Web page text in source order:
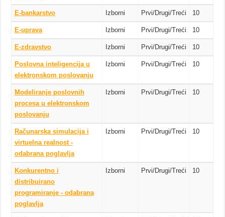
E-bankarstvo Izborni Prvi/Drugi/Treći 10
E-uprava Izborni Prvi/Drugi/Treći 10
E-zdravstvo Izborni Prvi/Drugi/Treći 10
Poslovna inteligencija u
elektronskom poslovanju
Izborni Prvi/Drugi/Treći 10
Modeliranje poslovnih
procesa u elektronskom
poslovanju
Izborni Prvi/Drugi/Treći 10
Računarska simulacija i
virtuelna realnost -
odabrana poglavlja
Izborni Prvi/Drugi/Treći 10
Konkurentno i
distribuirano
programiranje - odabrana
poglavlja
Izborni Prvi/Drugi/Treći 10